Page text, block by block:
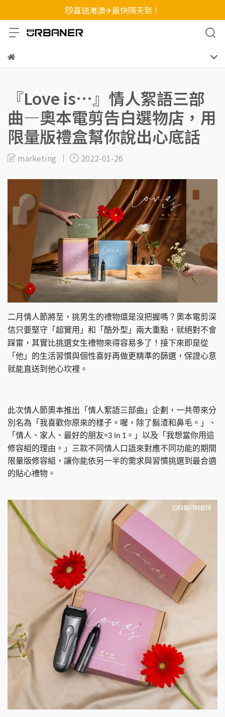
😼直送港澳✈最快隔天到！
『Love is…』情人絮語三部
曲—奧本電剪告白選物店，用
限量版禮盒幫你說出心底話
marketing 2022-01-26
二月情人節將至，挑男生的禮物還是沒把握嗎？奧本電剪深
信只要堅守「超實用」和「酷外型」兩大重點，就絕對不會
踩雷，其實比挑選女生禮物來得容易多了！接下來即是從
「他」的生活習慣與個性喜好再做更精準的篩選，保證心意
就能直送到他心坎裡。
此次情人節奧本推出「情人絮語三部曲」企劃，一共帶來分
別名為「我喜歡你原來的樣子。喔，除了鬍渣和鼻毛。」、
「情人、家人、最好的朋友=3 in 1 。」以及「我想當你用這
修容組的理由。」三款不同情人口語來對應不同功能的期間
限量版修容組，讓你能依另一半的需求與習慣挑選到最合適
的貼心禮物。